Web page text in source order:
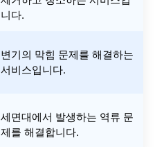
니다.
변기의 막힘 문제를 해결하는
서비스입니다.
세면대에서 발생하는 역류 문
제를 해결합니다.